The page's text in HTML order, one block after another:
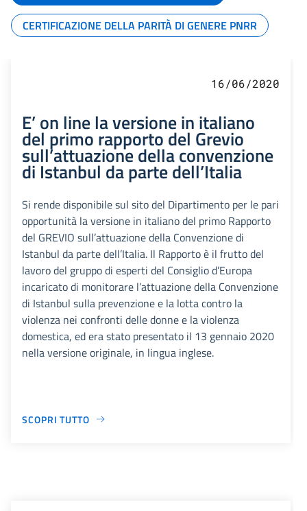
CERTIFICAZIONE DELLA PARITÀ DI GENERE PNRR
16/06/2020
E’ on line la versione in italiano
del primo rapporto del Grevio
sull’attuazione della convenzione
di Istanbul da parte dell’Italia
Si rende disponibile sul sito del Dipartimento per le pari
opportunità la versione in italiano del primo Rapporto
del GREVIO sull’attuazione della Convenzione di
Istanbul da parte dell’Italia. Il Rapporto è il frutto del
lavoro del gruppo di esperti del Consiglio d’Europa
incaricato di monitorare l’attuazione della Convenzione
di Istanbul sulla prevenzione e la lotta contro la
violenza nei confronti delle donne e la violenza
domestica, ed era stato presentato il 13 gennaio 2020
nella versione originale, in lingua inglese.
SCOPRI TUTTO